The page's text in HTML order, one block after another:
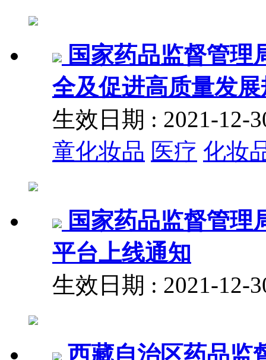
国家药品监督管理
全及促进高质量发
生效日期 : 2021-12-
童化妆品 医疗 化妆
国家药品监督管理
平台上线通知
生效日期 : 2021-12-
西藏自治区药品监